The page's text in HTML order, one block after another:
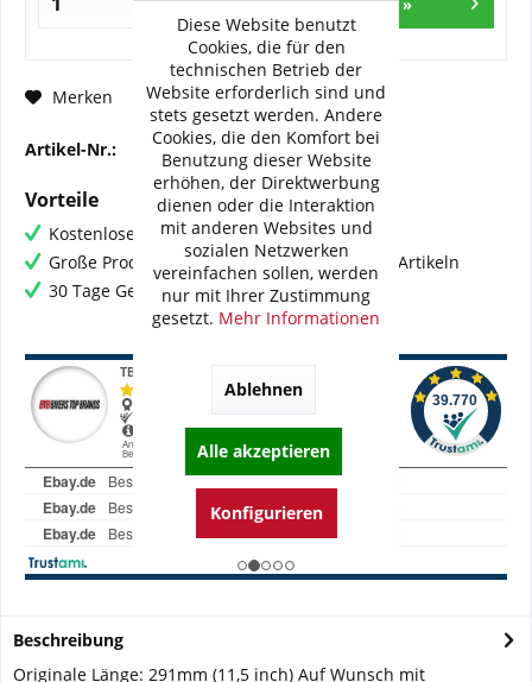
In den Warenkorb »
Merken Fragen zum Artikel?
Artikel-Nr.: BI-HD030-WME03
Vorteile
Kostenloser Versand ab € 60,- Bestellwert
Große Produktauswahl mit mehr als 80.000 Artikeln
30 Tage Geld-Zurück-Garantie
Beschreibung
Originale Länge: 291mm (11,5 inch) Auf Wunsch mit
Diese Website benutzt
Cookies, die für den
technischen Betrieb der
Website erforderlich sind und
stets gesetzt werden. Andere
Cookies, die den Komfort bei
Benutzung dieser Website
erhöhen, der Direktwerbung
dienen oder die Interaktion
mit anderen Websites und
sozialen Netzwerken
vereinfachen sollen, werden
nur mit Ihrer Zustimmung
gesetzt. Mehr Informationen
Ablehnen
Alle akzeptieren
Konfigurieren